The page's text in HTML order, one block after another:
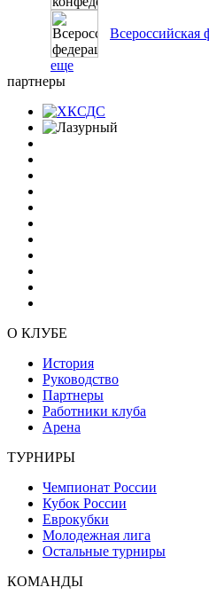
Всероссийская
еще
партнеры
О КЛУБЕ
История
Руководство
Партнеры
Работники клуба
Арена
ТУРНИРЫ
Чемпионат России
Кубок России
Еврокубки
Молодежная лига
Остальные турниры
КОМАНДЫ